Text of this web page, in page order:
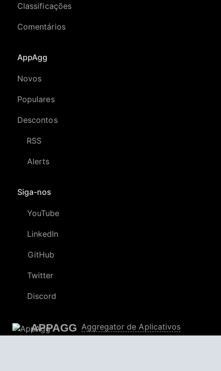
Classificações
Comentários
AppAgg
Novos
Populares
Descontos
RSS
Alerts
Siga-nos
YouTube
LinkedIn
GitHub
Twitter
Discord
APPAGG Aggregator de Aplicativos